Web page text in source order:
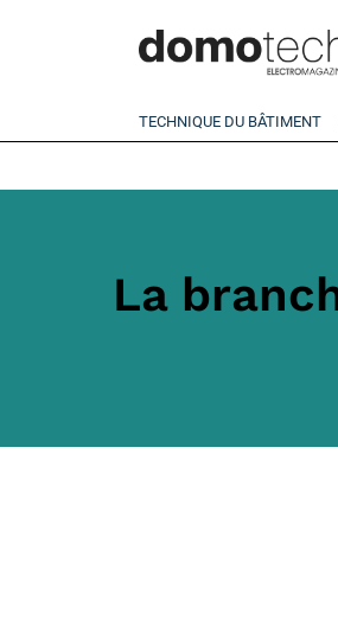
TECHNIQUE DU BÂTIMENT
La